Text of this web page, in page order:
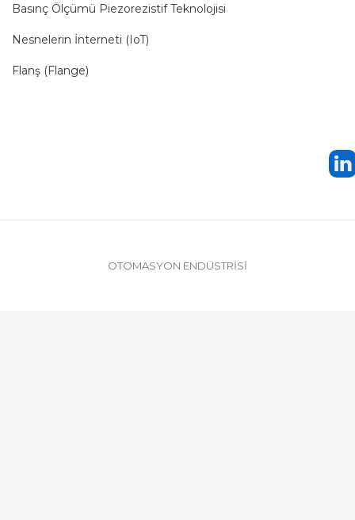
Basınç Ölçümü Piezorezistif Teknolojisi
Nesnelerin İnterneti (IoT)
Flanş (Flange)
OTOMASYON ENDÜSTRİSİ